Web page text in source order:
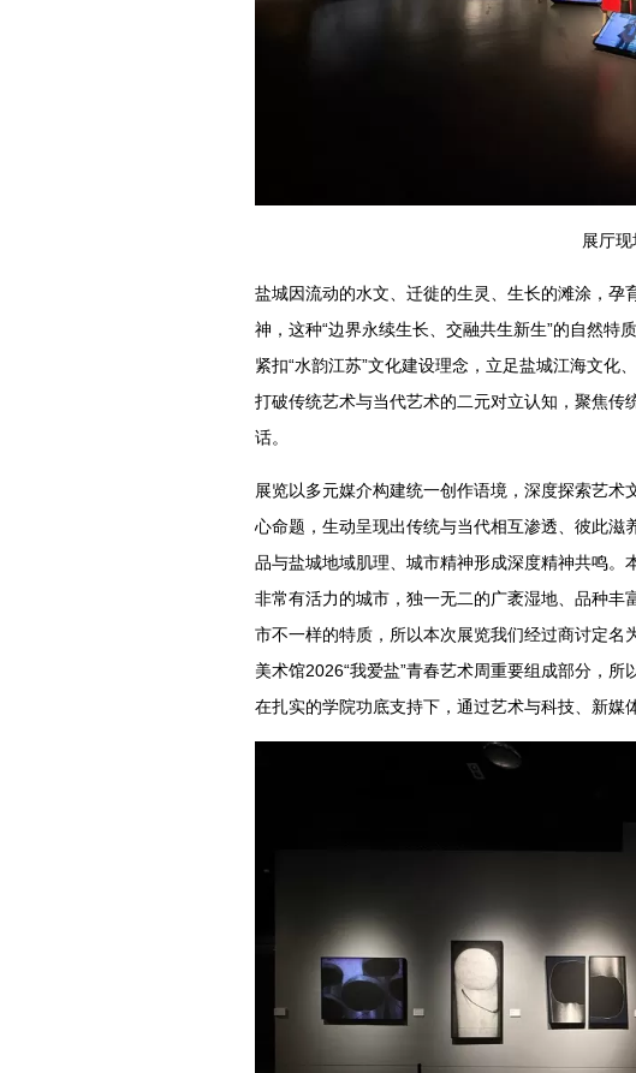
展厅现
盐城因流动的水文、迁徙的生灵、生长的滩涂，孕
神，这种“边界永续生长、交融共生新生”的自然特
紧扣“水韵江苏”文化建设理念，立足盐城江海文化
打破传统艺术与当代艺术的二元对立认知，聚焦传
话。
展览以多元媒介构建统一创作语境，深度探索艺
心命题，生动呈现出传统与当代相互渗透、彼此
品与盐城地域肌理、城市精神形成深度精神共鸣。
非常有活力的城市，独一无二的广袤湿地、品种
市不一样的特质，所以本次展览我们经过商讨定名
美术馆2026“我爱盐”青春艺术周重要组成部分，所
在扎实的学院功底支持下，通过艺术与科技、新媒